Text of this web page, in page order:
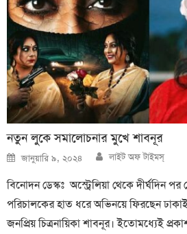
নতুন লুকে সমালোচনার মুখে শাবনূর
Posted
on
জানুয়ারি ৯, ২০২৪ Author
লাইট অফ টাইমস্
বিনোদন ডেস্কঃ অস্ট্রেলিয়া থেকে দীর্ঘদিন
পরিচালকের হাত ধরে অভিনয়ে ফিরছেন
জনপ্রিয় চিত্রনায়িকা শাবনূর। ইতোমধ্যেই